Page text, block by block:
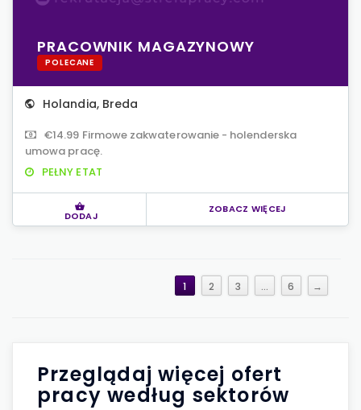
PRACOWNIK MAGAZYNOWY
POLECANE
Holandia, Breda
€14.99 Firmowe zakwaterowanie - holenderska
umowa pracę.
PEŁNY ETAT
DODAJ
ZOBACZ WIĘCEJ
1 2 3 … 6 →
Przeglądaj więcej ofert
pracy według sektorów